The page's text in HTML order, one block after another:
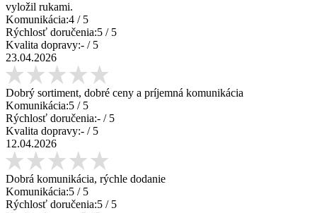
vyložil rukami.
Komunikácia:4 / 5
Rýchlosť doručenia:5 / 5
Kvalita dopravy:- / 5
23.04.2026
Dobrý sortiment, dobré ceny a príjemná komunikácia
Komunikácia:5 / 5
Rýchlosť doručenia:- / 5
Kvalita dopravy:- / 5
12.04.2026
Dobrá komunikácia, rýchle dodanie
Komunikácia:5 / 5
Rýchlosť doručenia:5 / 5